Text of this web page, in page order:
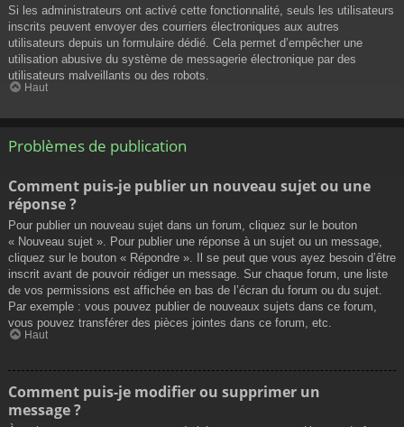
Si les administrateurs ont activé cette fonctionnalité, seuls les utilisateurs
inscrits peuvent envoyer des courriers électroniques aux autres
utilisateurs depuis un formulaire dédié. Cela permet d’empêcher une
utilisation abusive du système de messagerie électronique par des
utilisateurs malveillants ou des robots.
Haut
Problèmes de publication
Comment puis-je publier un nouveau sujet ou une
réponse ?
Pour publier un nouveau sujet dans un forum, cliquez sur le bouton
« Nouveau sujet ». Pour publier une réponse à un sujet ou un message,
cliquez sur le bouton « Répondre ». Il se peut que vous ayez besoin d’être
inscrit avant de pouvoir rédiger un message. Sur chaque forum, une liste
de vos permissions est affichée en bas de l’écran du forum ou du sujet.
Par exemple : vous pouvez publier de nouveaux sujets dans ce forum,
vous pouvez transférer des pièces jointes dans ce forum, etc.
Haut
Comment puis-je modifier ou supprimer un
message ?